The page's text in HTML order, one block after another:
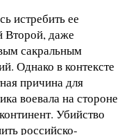
истребить ее
Второй, даже
сакральным
Однако в контексте
причина для
воевала на стороне
Убийство
российско-